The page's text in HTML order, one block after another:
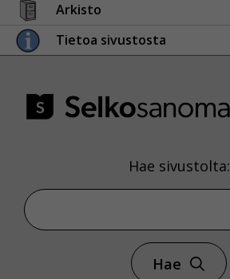
Arkisto
Tietoa sivustosta
Hae sivustolta:
Hae